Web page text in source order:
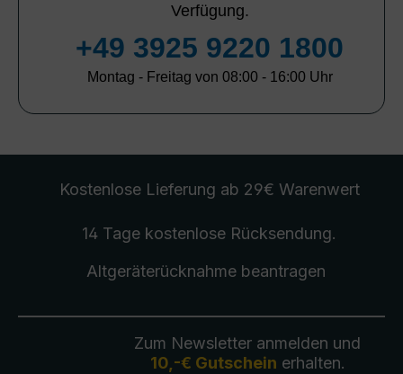
Verfügung.
+49 3925 9220 1800
Montag - Freitag von 08:00 - 16:00 Uhr
Kostenlose Lieferung ab 29€ Warenwert
14 Tage kostenlose Rücksendung.
Altgeräterücknahmebeantragen
Zum Newsletter anmelden und
10,-€ Gutschein erhalten.